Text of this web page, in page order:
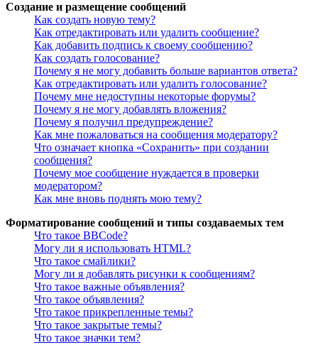
Создание и размещение сообщений
Как создать новую тему?
Как отредактировать или удалить сообщение?
Как добавить подпись к своему сообщению?
Как создать голосование?
Почему я не могу добавить больше вариантов ответа?
Как отредактировать или удалить голосование?
Почему мне недоступны некоторые форумы?
Почему я не могу добавлять вложения?
Почему я получил предупреждение?
Как мне пожаловаться на сообщения модератору?
Что означает кнопка «Сохранить» при создании
сообщения?
Почему мое сообщение нуждается в проверки
модератором?
Как мне вновь поднять мою тему?
Форматирование сообщений и типы создаваемых тем
Что такое BBCode?
Могу ли я использовать HTML?
Что такое смайлики?
Могу ли я добавлять рисунки к сообщениям?
Что такое важные объявления?
Что такое объявления?
Что такое прикрепленные темы?
Что такое закрытые темы?
Что такое значки тем?